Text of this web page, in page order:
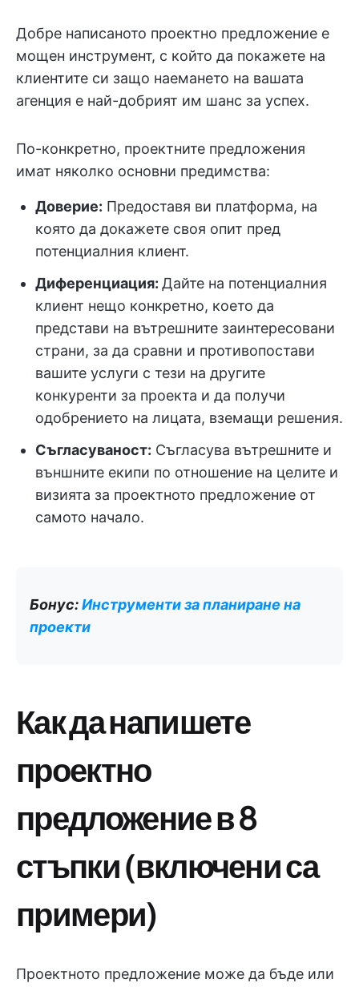
Добре написаното проектно предложение е
мощен инструмент, с който да покажете на
клиентите си защо наемането на вашата
агенция е най-добрият им шанс за успех.
По-конкретно, проектните предложения
имат няколко основни предимства:
Доверие: Предоставя ви платформа, на
която да докажете своя опит пред
потенциалния клиент.
Диференциация: Дайте на потенциалния
клиент нещо конкретно, което да
представи на вътрешните заинтересовани
страни, за да сравни и противопостави
вашите услуги с тези на другите
конкуренти за проекта и да получи
одобрението на лицата, вземащи решения.
Съгласуваност: Съгласува вътрешните и
външните екипи по отношение на целите и
визията за проектното предложение от
самото начало.
Бонус:Инструменти за планиране на
проекти
Как да напишете
проектно
предложение в 8
стъпки (включени са
примери)
Проектното предложение може да бъде или